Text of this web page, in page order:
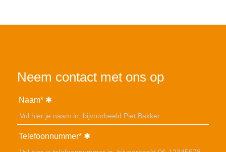
Neem contact met ons op
Naam*
Telefoonnummer*